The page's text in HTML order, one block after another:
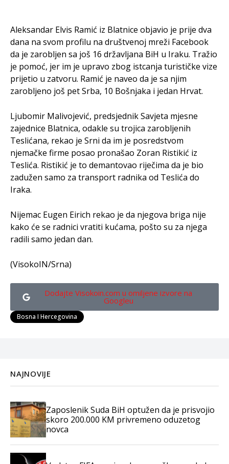
Aleksandar Elvis Ramić iz Blatnice objavio je prije dva
dana na svom profilu na društvenoj mreži Facebook
da je zarobljen sa još 16 državljana BiH u Iraku. Tražio
je pomoć, jer im je upravo zbog istcanja turističke vize
prijetio u zatvoru. Ramić je naveo da je sa njim
zarobljeno još pet Srba, 10 Bošnjaka i jedan Hrvat.
Ljubomir Malivojević, predsjednik Savjeta mjesne
zajednice Blatnica, odakle su trojica zarobljenih
Teslićana, rekao je Srni da im je posredstvom
njemačke firme posao pronašao Zoran Ristikić iz
Teslića. Ristikić je to demantovao riječima da je bio
zadužen samo za transport radnika od Teslića do
Iraka.
Nijemac Eugen Eirich rekao je da njegova briga nije
kako će se radnici vratiti kućama, pošto su za njega
radili samo jedan dan.
(VisokoIN/Srna)
Dodajte Visokoin.com u omiljene izvore na
Googleu
Bosna I Hercegovina
NAJNOVIJE
Zaposlenik Suda BiH optužen da je prisvojio
skoro 200.000 KM privremeno oduzetog
novca